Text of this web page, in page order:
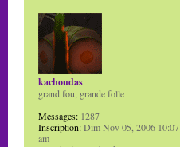
kachoudas
grand fou, grande folle
Messages: 1287
Inscription:Dim Nov 05, 2006 10:07
am